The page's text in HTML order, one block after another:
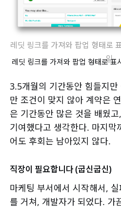
레딧 링크를 가져와 팝업 형태로
일
레딧 링크를 가져와 팝업 형태로 표
3.5개월의 기간동안 힘들지
만 조건이 맞지 않아 계약은
은 기간동안 많은 것을 배웠
기여했다고 생각한다. 마지막
어도 후회는 남아있지 않다.
직장이 필요합니다 (굽신굽신)
마케팅 부서에서 시작해서,
를 거쳐, 개발자가 되었다. 가